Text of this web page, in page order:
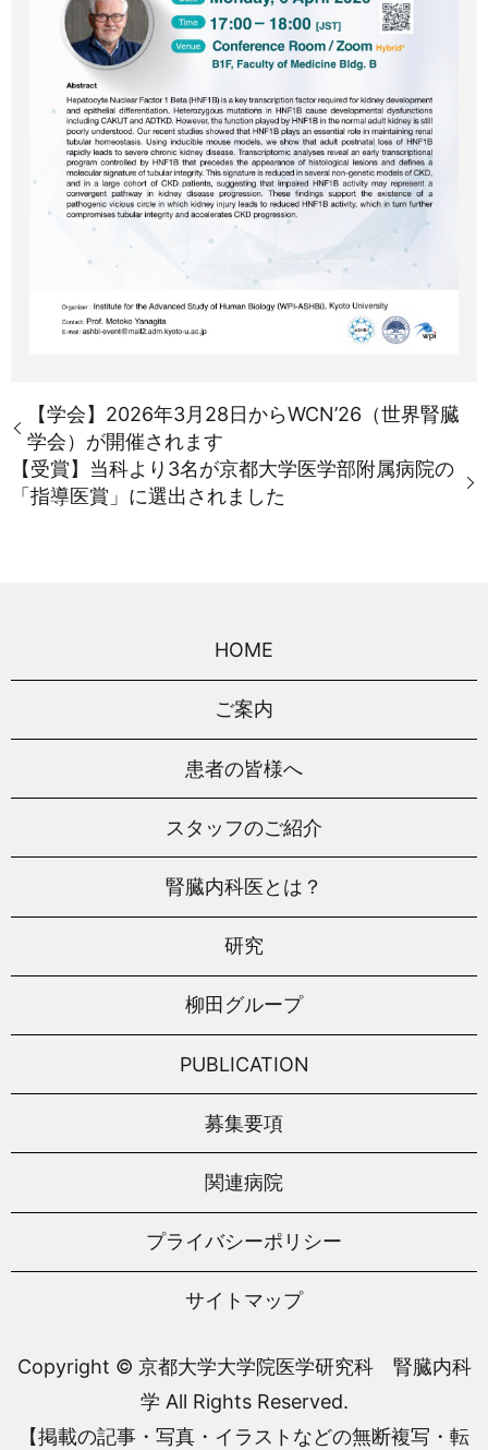
【学会】2026年3月28日からWCN’26（世界腎臓
学会）が開催されます
【受賞】当科より3名が京都大学医学部附属病院の
「指導医賞」に選出されました
HOME
ご案内
患者の皆様へ
スタッフのご紹介
腎臓内科医とは？
研究
柳田グループ
PUBLICATION
募集要項
関連病院
プライバシーポリシー
サイトマップ
Copyright © 京都大学大学院医学研究科 腎臓内科
学 All Rights Reserved.
【掲載の記事・写真・イラストなどの無断複写・転